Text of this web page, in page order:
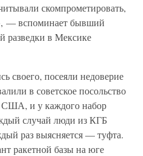
скомпрометировать,
— вспоминает бывший
разведки в Мексике
своего, посеяли недоверие
в советское посольство
и у каждого набор
случай люди из КГБ
раз выясняется — туфта.
ракетной базы на юге